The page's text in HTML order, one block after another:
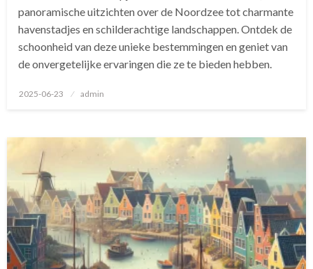
panoramische uitzichten over de Noordzee tot charmante
havenstadjes en schilderachtige landschappen. Ontdek de
schoonheid van deze unieke bestemmingen en geniet van
de onvergetelijke ervaringen die ze te bieden hebben.
Geplaatst
2025-06-23 admin